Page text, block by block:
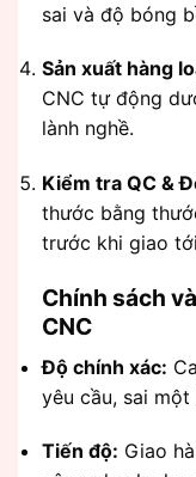
sai và độ bóng
Sản xuất hàng
CNC tự động
lành nghề.
Kiểm tra QC &
thước bằng
trước khi giao
Chính sách
CNC
Độ chính xác:
yêu cầu, sai một
Tiến độ: Giao